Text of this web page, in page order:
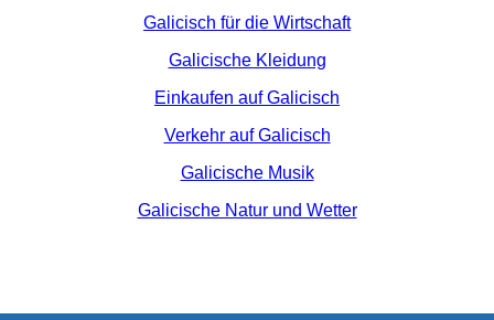
Galicisch für die Wirtschaft
Galicische Kleidung
Einkaufen auf Galicisch
Verkehr auf Galicisch
Galicische Musik
Galicische Natur und Wetter